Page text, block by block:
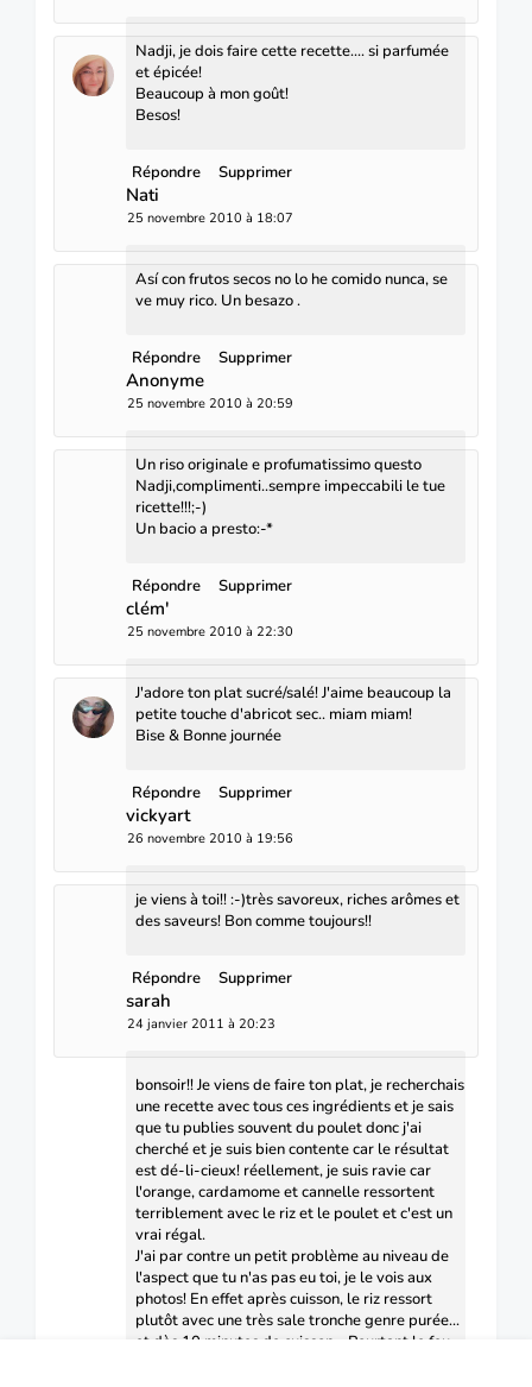
Nadji, je dois faire cette recette.... si parfumée
et épicée!
Beaucoup à mon goût!
Besos!
Répondre Supprimer
Nati
25 novembre 2010 à 18:07
Así con frutos secos no lo he comido nunca, se
ve muy rico. Un besazo .
Répondre Supprimer
Anonyme
25 novembre 2010 à 20:59
Un riso originale e profumatissimo questo
Nadji,complimenti..sempre impeccabili le tue
ricette!!!;-)
Un bacio a presto:-*
Répondre Supprimer
clém'
25 novembre 2010 à 22:30
J'adore ton plat sucré/salé! J'aime beaucoup la
petite touche d'abricot sec.. miam miam!
Bise & Bonne journée
Répondre Supprimer
vickyart
26 novembre 2010 à 19:56
je viens à toi!! :-)très savoreux, riches arômes et
des saveurs! Bon comme toujours!!
Répondre Supprimer
sarah
24 janvier 2011 à 20:23
bonsoir!! Je viens de faire ton plat, je recherchais
une recette avec tous ces ingrédients et je sais
que tu publies souvent du poulet donc j'ai
cherché et je suis bien contente car le résultat
est dé-li-cieux! réellement, je suis ravie car
l'orange, cardamome et cannelle ressortent
terriblement avec le riz et le poulet et c'est un
vrai régal.
J'ai par contre un petit problème au niveau de
l'aspect que tu n'as pas eu toi, je le vois aux
photos! En effet après cuisson, le riz ressort
plutôt avec une très sale tronche genre purée...
et dès 10 minutes de cuisson... Pourtant le feu